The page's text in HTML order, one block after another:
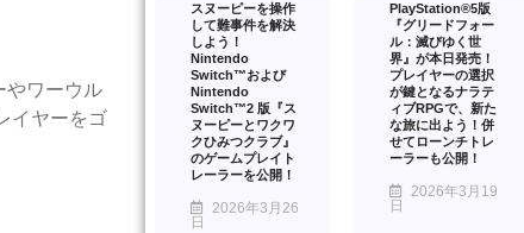
やワーウル
イヤーをゴ
スヌーピーを操作
して難事件を解決
しよう！
Nintendo
Switch™および
Nintendo
Switch™2 版『ス
ヌーピーとワクワ
クひみつクラブ』
のゲームプレイト
レーラーを公開！
2026年3月26
日
PlayStation®5版
『グリードフォー
ル：滅びゆく世
界』が本日発売！
プレイヤーの選択
が鍵となるナラテ
ィブRPGで、新た
な旅に出よう！併
せてローンチトレ
ーラーも公開！
2026年3月19
日